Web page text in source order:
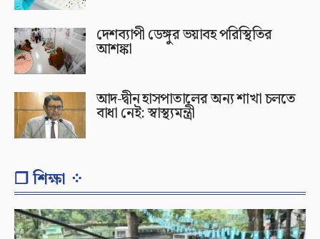
দেশব্যাপী ডেঙ্গুর ভয়াবহ পরিস্থিতির
আশঙ্কা
আদ-দ্বীন হাসপাতালের অন্য শাখা চলতে
বাধা নেই: স্বাস্থ্যমন্ত্রী
❐ শিক্ষা ⁘